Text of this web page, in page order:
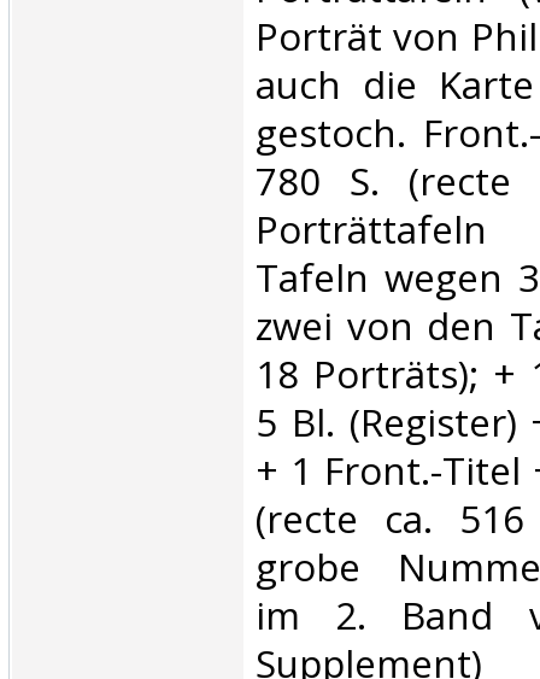
Porträt von
auch die
gestoch.
780 S.
Tafeln wegen
zwei von den
18 Porträts); +
5 Bl. (Register)
+ 1 Front.-Titel
(recte ca. 516
grobe
im 2. Band